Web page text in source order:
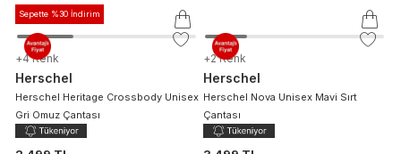
Sepette %30 İndirim
+ 4 Renk
Herschel
Herschel Heritage Crossbody Unisex
Gri Omuz Çantası
+ 2 Renk
Herschel
Herschel Nova Unisex Mavi Sırt
Çantası